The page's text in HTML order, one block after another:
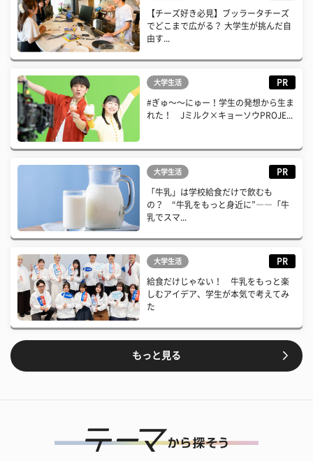
【チーズ好き必見】ブッラータチーズ
でどこまで広がる？ 大学生が挑んだ自
由す...
大学生活 PR
#ぎゅ〜〜にゅー！学生の発想から生ま
れた！ Jミルク×キョーソウPROJE...
大学生活 PR
「牛乳」は学校給食だけで飲むも
の？ “牛乳をもっと身近に”――「牛
乳でスマ...
大学生活 PR
給食だけじゃない！ 牛乳をもっと楽
しむアイデア、学生が本気で考えてみ
た
もっと見る